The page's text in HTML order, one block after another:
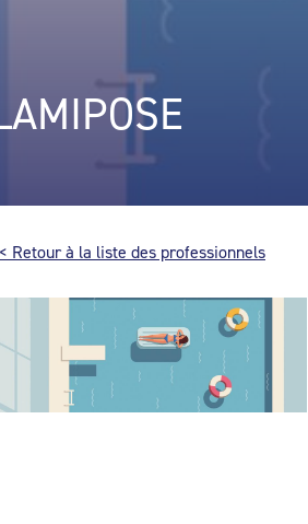
Retour à la liste des professionnels